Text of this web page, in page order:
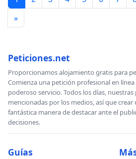
»
Peticiones.net
Proporcionamos alojamiento gratis para
Comienza una petición profesional en
poderoso servicio. Todos los días,
mencionadas por los medios, así que
fantástica manera de destacar ante el
decisiones.
Guías